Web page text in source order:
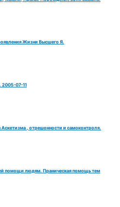
Жизни Высшего Я.
2005-07-11
Аскетизма , отрешонности и самоконтроля.
помощи людям. Праническая помощь тем